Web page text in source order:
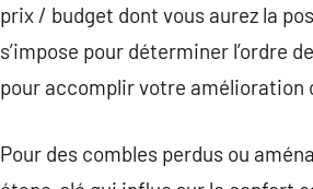
prix / budget dont vous aurez la
s’impose pour déterminer l’ordre
pour accomplir votre
Pour des combles perdus ou